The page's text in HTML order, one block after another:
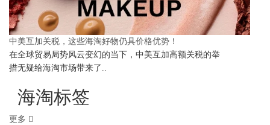
中美互加关税，这些海淘好物仍具价格优势！
在全球贸易局势风云变幻的当下，中美互加高额关税的举
措无疑给海淘市场带来了..
海淘标签
更多